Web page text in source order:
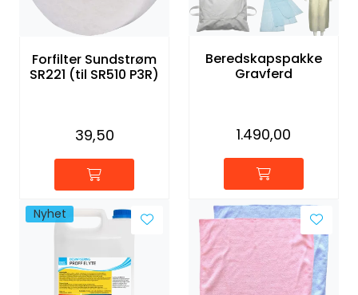
Forfilter Sundstrøm
SR221 (til SR510 P3R)
39,50
Beredskapspakke
Gravferd
1.490,00
Nyhet